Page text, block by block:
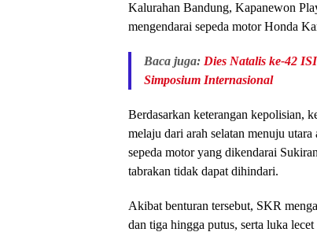
Kalurahan Bandung, Kapanewon
mengendarai sepeda motor Honda
Baca juga: Dies Natalis ke-42
Simposium Internasional
Berdasarkan keterangan kepolisian,
melaju dari arah selatan menuju utara
sepeda motor yang dikendarai
tabrakan tidak dapat dihindari.
Akibat benturan tersebut, SKR
dan tiga hingga putus, serta luka